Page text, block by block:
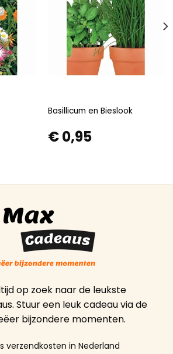
Basillicum en Bieslook
€0,95
op zoek naar de leukste
Stuur een leuk cadeau via de
bijzondere momenten.
verzendkosten in Nederland